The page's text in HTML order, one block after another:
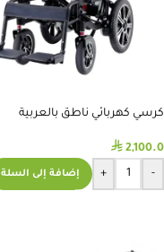
كرسي كهربائي ناطق بالعربية
⃁ 2,100.0
-
+ إضافة إلى السلة